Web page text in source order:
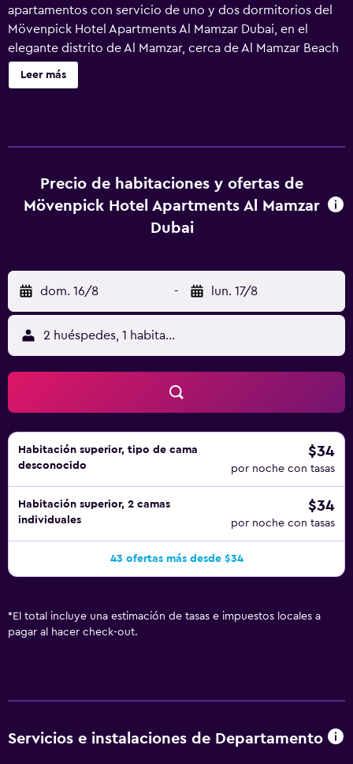
apartamentos con servicio de uno y dos dormitorios del
Mövenpick Hotel Apartments Al Mamzar Dubai, en el
elegante distrito de Al Mamzar, cerca de Al Mamzar Beach
Park, DAFZA, Sharjah, Deira y Bur Dubai, a solo 10 minutos
del aeropuerto internacional de Dubái y con fácil acceso a
Leer más
Precio de habitaciones y ofertas de
Mövenpick Hotel Apartments Al Mamzar
Dubai
dom. 16/8 - lun. 17/8
2 huéspedes, 1 habitación
Habitación superior, tipo de cama
desconocido
$34
por noche con tasas
Habitación superior, 2 camas
individuales
$34
por noche con tasas
43 ofertas más desde $34
* El total incluye una estimación de tasas e impuestos locales a
pagar al hacer check-out.
Servicios e instalaciones de Departamento